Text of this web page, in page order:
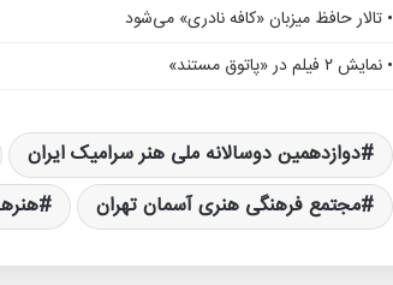
• تالار حافظ میزبان «کافه نادری» می‌شود
• نمایش ۲ فیلم در «پاتوق مستند»
دوازدهمین دوسالانه ملی هنر سرامیک ایران
مجتمع فرهنگی هنری آسمان تهران